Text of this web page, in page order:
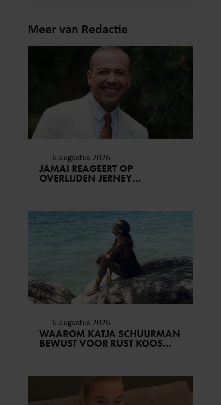
Meer van Redactie
6 augustus 2026
JAMAI REAGEERT OP
OVERLIJDEN JERNEY
VERGETEN’
6 augustus 2026
WAAROM KATJA SCHUURMAN
BEWUST VOOR RUST KOOS…